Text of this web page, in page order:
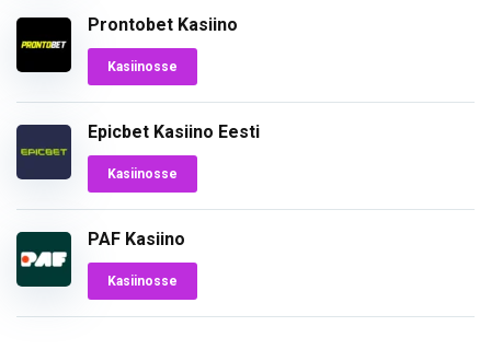
Prontobet Kasiino
Kasiinosse
Epicbet Kasiino Eesti
Kasiinosse
PAF Kasiino
Kasiinosse